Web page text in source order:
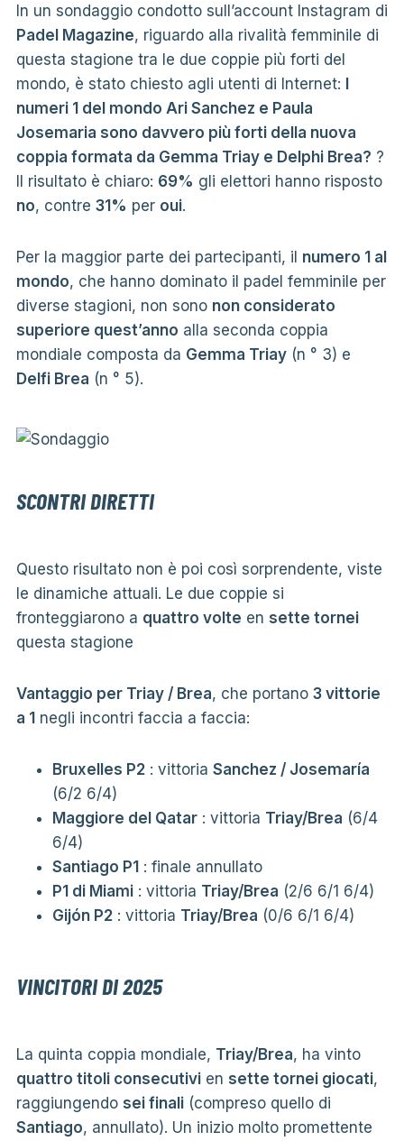
In un sondaggio condotto sull’account Instagram di
Padel Magazine, riguardo alla rivalità femminile di
questa stagione tra le due coppie più forti del
mondo, è stato chiesto agli utenti di Internet: I
numeri 1 del mondo Ari Sanchez e Paula
Josemaria sono davvero più forti della nuova
coppia formata da Gemma Triay e Delphi Brea? ?
Il risultato è chiaro: 69% gli elettori hanno risposto
no, contre 31% per oui.
Per la maggior parte dei partecipanti, il numero 1 al
mondo, che hanno dominato il padel femminile per
diverse stagioni, non sono non considerato
superiore quest’anno alla seconda coppia
mondiale composta da Gemma Triay(n ° 3) e
Delfi Brea (n ° 5).
SCONTRI DIRETTI
Questo risultato non è poi così sorprendente, viste
le dinamiche attuali. Le due coppie si
fronteggiarono a quattro volte en sette tornei
questa stagione
Vantaggio per Triay / Brea, che portano 3 vittorie
a 1negli incontri faccia a faccia:
Bruxelles P2: vittoria Sanchez / Josemaría
(6/2 6/4)
Maggiore del Qatar: vittoria Triay/Brea (6/4
6/4)
Santiago P1: finale annullato
P1 di Miami: vittoria Triay/Brea (2/6 6/1 6/4)
Gijón P2: vittoria Triay/Brea (0/6 6/1 6/4)
VINCITORI DI 2025
La quinta coppia mondiale, Triay/Brea, ha vinto
quattro titoli consecutivien sette tornei giocati,
raggiungendo sei finali(compreso quello di
Santiago, annullato). Un inizio molto promettente